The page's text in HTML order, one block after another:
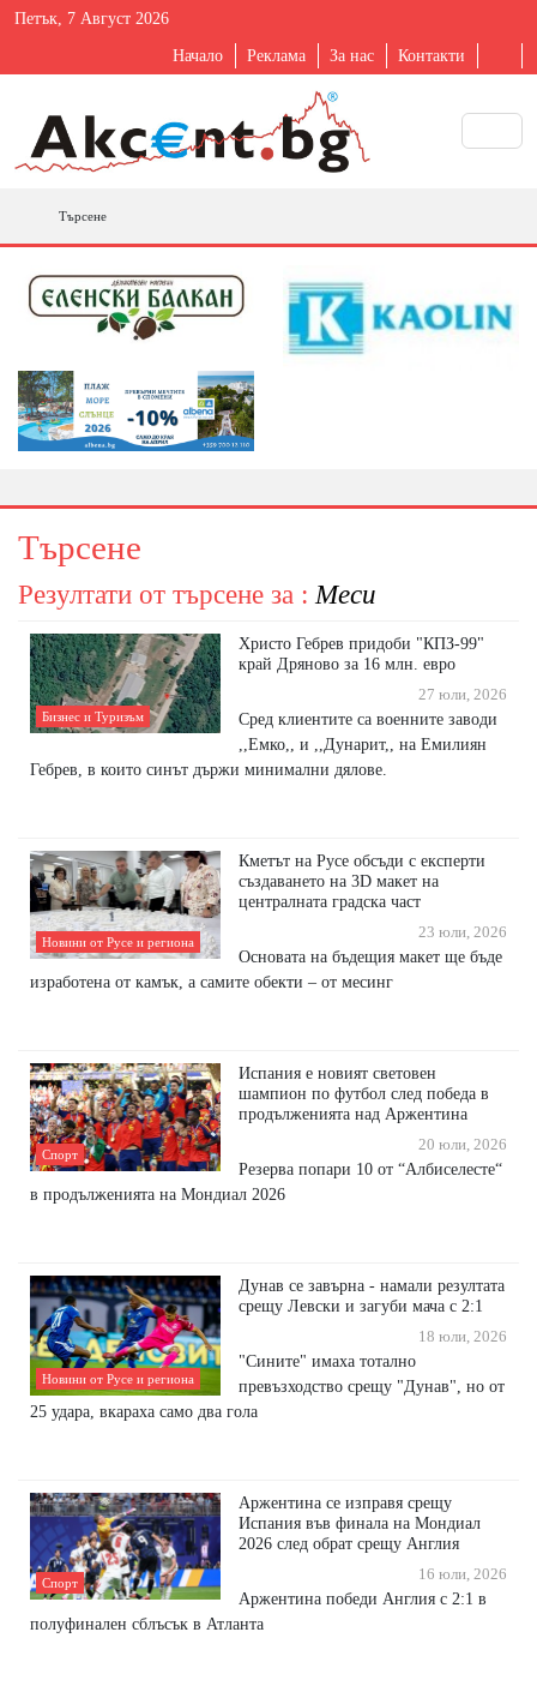
Петък, 7 Август 2026
Начало Реклама За нас Контакти
Търсене
Търсене
Резултати от търсене за :Меси
Бизнес и Туризъм
Христо Гебрев придоби "КПЗ-99"
край Дряново за 16 млн. евро
27 юли, 2026
Сред клиентите са военните заводи
,,Емко,, и ,,Дунарит,, на Емилиян
Гебрев, в които синът държи минимални дялове.
Новини от Русе и региона
Кметът на Русе обсъди с експерти
създаването на 3D макет на
централната градска част
23 юли, 2026
Основата на бъдещия макет ще бъде
изработена от камък, а самите обекти – от месинг
Спорт
Испания е новият световен
шампион по футбол след победа в
продълженията над Аржентина
20 юли, 2026
Резерва попари 10 от “Албиселесте“
в продълженията на Мондиал 2026
Новини от Русе и региона
Дунав се завърна - намали резултата
срещу Левски и загуби мача с 2:1
18 юли, 2026
"Сините" имаха тотално
превъзходство срещу "Дунав", но от
25 удара, вкараха само два гола
Спорт
Аржентина се изправя срещу
Испания във финала на Мондиал
2026 след обрат срещу Англия
16 юли, 2026
Аржентина победи Англия с 2:1 в
полуфинален сблъсък в Атланта